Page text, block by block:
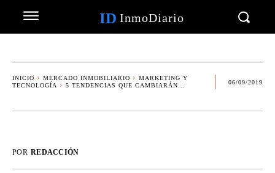
ID InmoDiario
INICIO MERCADO INMOBILIARIO
MARKETING Y
TECNOLOGÍA
5 TENDENCIAS QUE CAMBIARÁN...
06/09/2019
POR REDACCIÓN